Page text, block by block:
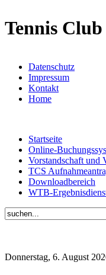
Tennis
Datenschutz
Impressum
Kontakt
Home
Startseite
Online-
Vorstandschaft und
TCS
Downloadbereich
WTB-
Donnerstag, 6. August